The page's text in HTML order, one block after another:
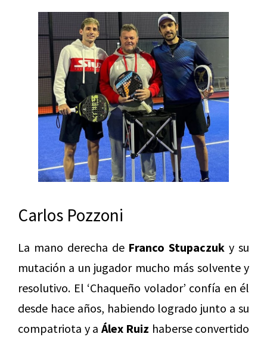
Carlos Pozzoni
La mano derecha de Franco Stupaczuk y su
mutación a un jugador mucho más solvente y
resolutivo. El ‘Chaqueño volador’ confía en él
desde hace años, habiendo logrado junto a su
compatriota y a Álex Ruiz haberse convertido